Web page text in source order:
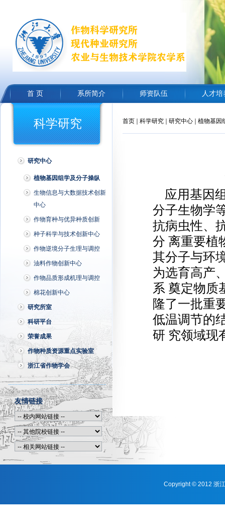
首 页 系所简介 师资队伍 人才培
科学研究
研究中心
植物基因组学及分子操纵
生物信息与大数据技术创新
中心
作物育种与优异种质创新
种子科学与技术创新中心
作物逆境分子生理与调控
油料作物创新中心
作物品质形成机理与调控
棉花创新中心
研究所室
科研平台
荣誉成果
作物种质资源重点实验室
浙江省作物学会
友情链接
首页 科学研究 研究中心 植物基因
应用基因
分子生物学
抗病虫性、
分 离重要植
其分子与环
为选育高产
系 奠定物质
隆了一批重
低温调节的
研 究领域现
Copyright © 2012 浙